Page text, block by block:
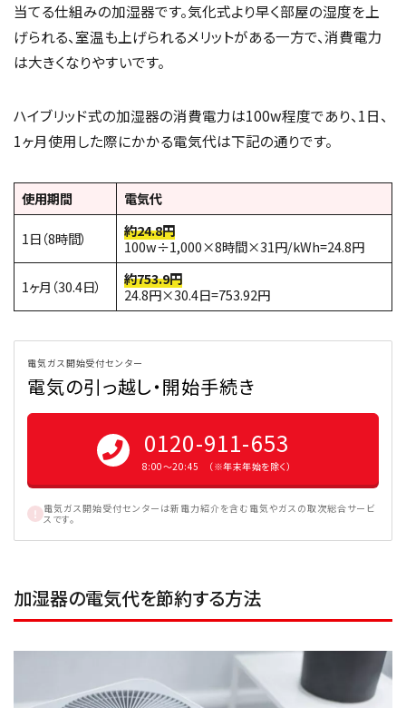
当てる仕組みの加湿器です。気化式より早く部屋の湿度を上
げられる、室温も上げられるメリットがある一方で、消費電力
は大きくなりやすいです。
ハイブリッド式の加湿器の消費電力は100w程度であり、1日、
1ヶ月使用した際にかかる電気代は下記の通りです。
使用期間 電気代
1日（8時間）
約24.8円
100w÷1,000×8時間×31円/kWh=24.8円
1ヶ月（30.4日）
約753.9円
24.8円×30.4日=753.92円
電気ガス開始受付センター
電気の引っ越し・開始手続き
0120-911-653
8:00〜20:45 （※年末年始を除く）
電気ガス開始受付センターは新電力紹介を含む電気やガスの取次総合サービ
スです。
加湿器の電気代を節約する方法